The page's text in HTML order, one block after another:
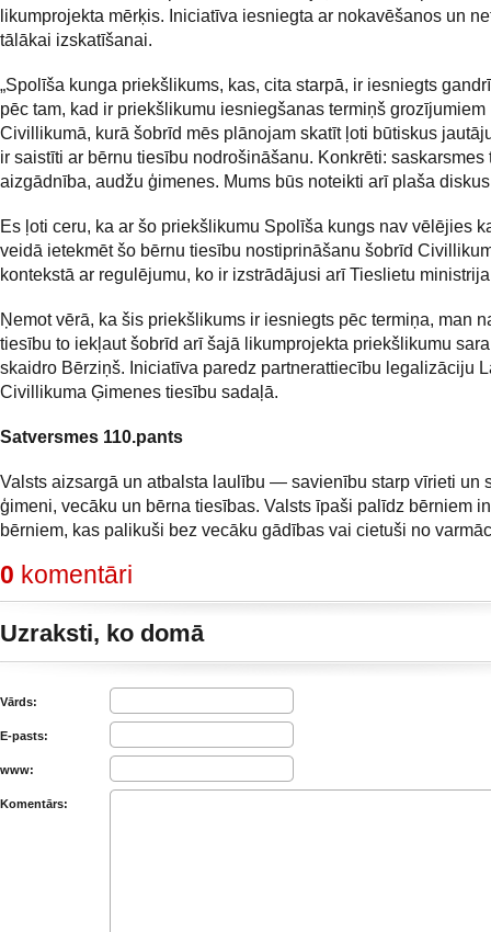
likumprojekta mērķis. Iniciatīva iesniegta ar nokavēšanos un
tālākai izskatīšanai.
„Spolīša kunga priekšlikums, kas, cita starpā, ir iesniegts
pēc tam, kad ir priekšlikumu iesniegšanas termiņš grozījumiem
Civillikumā, kurā šobrīd mēs plānojam skatīt ļoti būtiskus
ir saistīti ar bērnu tiesību nodrošināšanu. Konkrēti: saskarsmes
aizgādnība, audžu ģimenes. Mums būs noteikti arī plaša
Es ļoti ceru, ka ar šo priekšlikumu Spolīša kungs nav vēlējies
veidā ietekmēt šo bērnu tiesību nostiprināšanu šobrīd
kontekstā ar regulējumu, ko ir izstrādājusi arī Tieslietu
Ņemot vērā, ka šis priekšlikums ir iesniegts pēc termiņa, man
tiesību to iekļaut šobrīd arī šajā likumprojekta priekšlikumu
skaidro Bērziņš. Iniciatīva paredz partnerattiecību legalizāciju
Civillikuma Ģimenes tiesību sadaļā.
Satversmes 110.pants
Valsts aizsargā un atbalsta laulību — savienību starp vīrieti un
ģimeni, vecāku un bērna tiesības. Valsts īpaši palīdz bērniem
bērniem, kas palikuši bez vecāku gādības vai cietuši no
0 komentāri
Uzraksti, ko domā
Vārds:
E-pasts:
www:
Komentārs: